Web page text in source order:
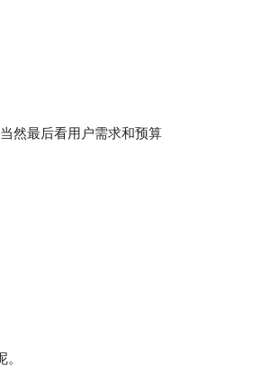
当然最后看用户需求和预算